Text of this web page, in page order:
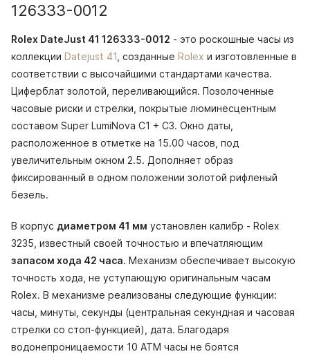
126333-0012
Rolex DateJust 41 126333-0012 - это роскошные часы из
коллекции Datejust 41 , созданные Rolex и изготовленные в
соответствии с высочайшими стандартами качества.
Циферблат золотой, переливающийся. Позолоченные
часовые риски и стрелки, покрытые люминесцентным
составом Super LumiNova С1 + С3. Окно даты,
расположенное в отметке на 15.00 часов, под
увеличительным окном 2.5. Дополняет образ
фиксированный в одном положении золотой рифленый
безель.
В корпус диаметром 41 мм установлен калибр - Rolex
3235, известный своей точностью и впечатляющим
запасом хода 42 часа. Механизм обеспечивает высокую
точность хода, не уступающую оригинальным часам
Rolex. В механизме реализованы следующие функции:
часы, минуты, секунды (центральная секундная и часовая
стрелки со стоп-функцией), дата. Благодаря
водонепроницаемости 10 АТМ часы не боятся